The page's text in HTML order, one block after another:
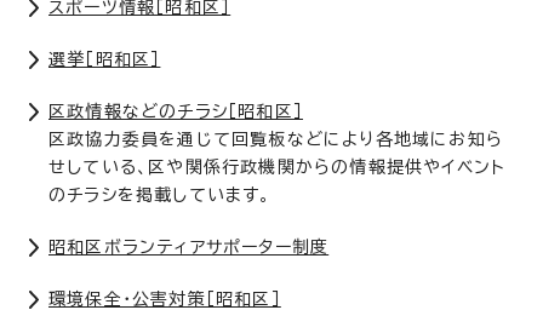
スポーツ情報［昭和区］
選挙［昭和区］
区政情報などのチラシ［昭和区］
区政協力委員を通じて回覧板などにより各地域にお知ら
せしている、区や関係行政機関からの情報提供やイベント
のチラシを掲載しています。
昭和区ボランティアサポーター制度
環境保全・公害対策［昭和区］